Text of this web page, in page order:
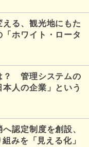
る、観光地にもた
ホワイト・ロータ
？ 管理システムの
人の企業」という
認定制度を創設、
みを「見える化」